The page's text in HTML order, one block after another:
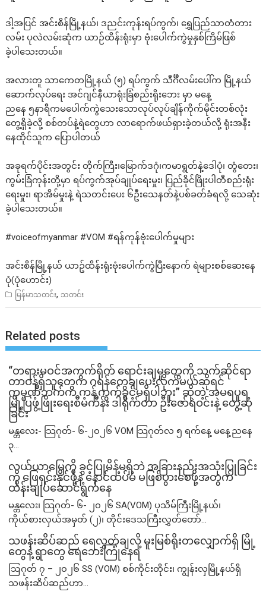
ဒါ့အပြင် အင်းစိန်မြို့နယ်၊ ဒညင်းကုန်းရပ်ကွက်၊ ရွှေပြည်သာတံတား
လမ်း ပုလဲလမ်းဆုံက ယာဉ်ထိန်းရုံးမှာ ဗုံးပေါက်ကွဲမှုနှစ်ကြိမ်ဖြစ်
ခဲ့ပါသေးတယ်။
အလားတူ သာကေတမြို့နယ် (၅) ရပ်ကွက် သီင်္ဂီလမ်းပေါ်က မြို့နယ်
ဆောက်လုပ်ရေး အင်ဂျင်နီယာရုံးခြံစည်းရိုးဘေး မှာ မနေ့
ညနေ ၅နာရီကမပေါက်ကွဲသေးသောလုပ်လုပ်ချိန်ကိုက်မိုင်းတစ်လုံး
တွေ့ရှိခဲ့လို့ စစ်တပ်နဲ့ရဲတွေဟာ လာရောက်ဖယ်ရှားခဲ့တယ်လို့ ရုံးအနီး
နေထိုင်သူက ပြောပါတယ်
အခုရက်ပိုင်းအတွင်း တိုက်ကြီး၊မြောက်ဒဂုံ၊ကမာရွတ်နဲ့ဒေါပုံ၊ တွံတေး၊
ကွမ်းခြံကုန်းတို့မှာ ရပ်ကွက်အုပ်ချုပ်ရေးမှုး၊ ပြည်ခိုင်ဖြိုးပါတီစည်းရုံး
ရေးမှုး၊ ရာအိမ်မှုးနဲ့ ရဲသတင်းပေး ၆ဦးသေနတ်နဲ့ပစ်ခတ်ခံရလို့ သေဆုံး
ခဲ့ပါသေးတယ်။
#voiceofmyanmar #VOM #ရန်ကုန်ဗုံးပေါက်မှုများ
အင်းစိန်မြို့နယ် ယာဥ်ထိန်းရုံးဗုံးပေါက်ကွဲပြီးနောက် ရဲများစစ်ဆေးနေ
ပုံ(ပုံဟောင်း)
မြန်မာသတင်း, သတင်း
Related posts
“တရားမဝင်အကွက်ရိုက် ရောင်းချမှုတွေကို သက်ဆိုင်ရာ
တာဝန်ရှိသူတွေက ဂရန်တွေချပေးလိုက်မယ်ဆိုရင်
ကုမ္ပဏီဘက်က ကန့်ကွက်ခွင့်မရှိပါဘူး” ဆိုတဲ့ အမရပူရ
မြို့ပြဖွံ့ဖြိုးရေးစီမံကိန်း ဒါရိုက်တာ ဦးဇော်ရဲဝင်းနဲ့ တွေ့ဆုံ
ခြင်း
မန္တလေး- သြဂုတ်- ၆-၂၀၂၆ VOM သြဂုတ်လ ၅ ရက်နေ့ မနေ့ညနေ
၃...
လယ်ယာမြေကို ခွင့်ပြုမိန့်မရှိဘဲ အခြားနည်းအသုံးပြုခြင်း
ကို ဖြေရှင်းနိုင်ဖို့နဲ့ နောင်ထပ်မံ မဖြစ်ပွားစေဖို့အတွက်
ထိန်းချုပ်ဆောင်ရွက်နေ
မန္တလေး၊ သြဂုတ်- ၆- ၂၀၂၆ SA(VOM) ပုသိမ်ကြီးမြို့နယ်၊
ကိုယ်စားလှယ်အမှတ် (၂)၊ တိုင်းဒေသကြီးလွှတ်တော်...
သဖန်းဆိပ်ဆည် ရေလွှတ်ချလို့ မူးမြစ်ရိုးတလျှောက်ရှိ မြို့
တွေနဲ့ ရွာတွေ ရေဘေးကြုံနေရ
ဩဂုတ် ၇ – ၂၀၂၆ SS (VOM) စစ်ကိုင်းတိုင်း၊ ကျွန်းလှမြို့နယ်ရှိ
သဖန်းဆိပ်ဆည်ဟာ...